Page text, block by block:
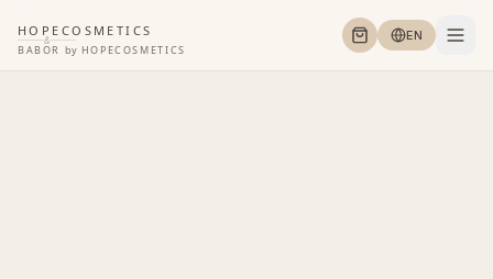
HOPECOSMETICS
&
BABOR by HOPECOSMETICS
EN